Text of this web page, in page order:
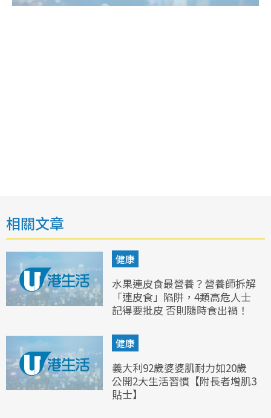
相關文章
健康
水果連皮食最營養？營養師拆解
「連皮食」陷阱，4類高危人士
記得要批皮 否則隨時食出禍！
健康
義大利92歲婆婆肌耐力如20歲
公開2大生活習慣【附長者增肌3
貼士】